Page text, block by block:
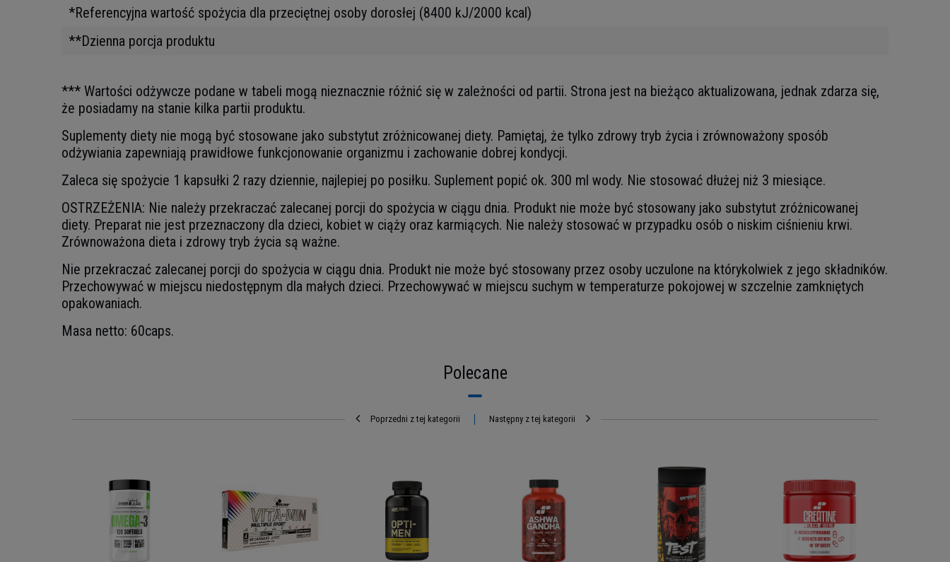
*Referencyjna wartość spożycia dla przeciętnej osoby dorosłej (8400 kJ/2000 kcal)
**Dzienna porcja produktu
*** Wartości odżywcze podane w tabeli mogą nieznacznie różnić się w zależności od partii. Strona jest na bieżąco aktualizowana, jednak zdarza się,
że posiadamy na stanie kilka partii produktu.
Suplementy diety nie mogą być stosowane jako substytut zróżnicowanej diety. Pamiętaj, że tylko zdrowy tryb życia i zrównoważony sposób
odżywiania zapewniają prawidłowe funkcjonowanie organizmu i zachowanie dobrej kondycji.
Zaleca się spożycie 1 kapsułki 2 razy dziennie, najlepiej po posiłku. Suplement popić ok. 300 ml wody. Nie stosować dłużej niż 3 miesiące.
OSTRZEŻENIA: Nie należy przekraczać zalecanej porcji do spożycia w ciągu dnia. Produkt nie może być stosowany jako substytut zróżnicowanej
diety. Preparat nie jest przeznaczony dla dzieci, kobiet w ciąży oraz karmiących. Nie należy stosować w przypadku osób o niskim ciśnieniu krwi.
Zrównoważona dieta i zdrowy tryb życia są ważne.
Nie przekraczać zalecanej porcji do spożycia w ciągu dnia. Produkt nie może być stosowany przez osoby uczulone na którykolwiek z jego składników.
Przechowywać w miejscu niedostępnym dla małych dzieci. Przechowywać w miejscu suchym w temperaturze pokojowej w szczelnie zamkniętych
opakowaniach.
Masa netto: 60caps.
Polecane
Poprzedni z tej kategorii Następny z tej kategorii